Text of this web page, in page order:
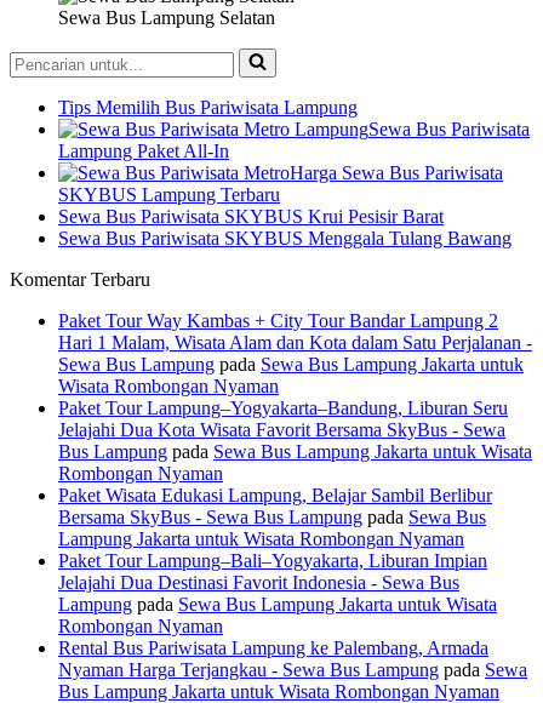
Sewa Bus Lampung Selatan
Pencarian
untuk...
Tips Memilih Bus Pariwisata Lampung
Sewa Bus Pariwisata
Lampung Paket All-In
Harga Sewa Bus Pariwisata
SKYBUS Lampung Terbaru
Sewa Bus Pariwisata SKYBUS Krui Pesisir Barat
Sewa Bus Pariwisata SKYBUS Menggala Tulang Bawang
Komentar Terbaru
Paket Tour Way Kambas + City Tour Bandar Lampung 2
Hari 1 Malam, Wisata Alam dan Kota dalam Satu Perjalanan -
Sewa Bus Lampung pada Sewa Bus Lampung Jakarta untuk
Wisata Rombongan Nyaman
Paket Tour Lampung–Yogyakarta–Bandung, Liburan Seru
Jelajahi Dua Kota Wisata Favorit Bersama SkyBus - Sewa
Bus Lampung pada Sewa Bus Lampung Jakarta untuk Wisata
Rombongan Nyaman
Paket Wisata Edukasi Lampung, Belajar Sambil Berlibur
Bersama SkyBus - Sewa Bus Lampung pada Sewa Bus
Lampung Jakarta untuk Wisata Rombongan Nyaman
Paket Tour Lampung–Bali–Yogyakarta, Liburan Impian
Jelajahi Dua Destinasi Favorit Indonesia - Sewa Bus
Lampung pada Sewa Bus Lampung Jakarta untuk Wisata
Rombongan Nyaman
Rental Bus Pariwisata Lampung ke Palembang, Armada
Nyaman Harga Terjangkau - Sewa Bus Lampung pada Sewa
Bus Lampung Jakarta untuk Wisata Rombongan Nyaman